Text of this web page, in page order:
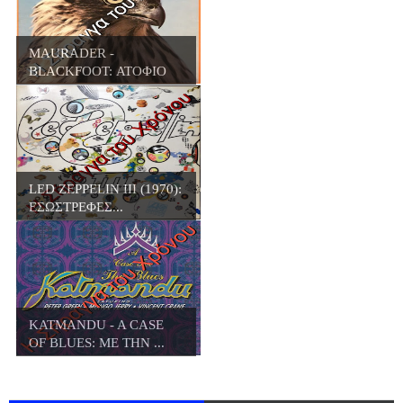
MAURADER -
BLACKFOOT: ΑΤΟΦΙΟ
ΚΑΘΑΡΟ...
LED ZEPPELIN III (1970):
ΕΣΩΣΤΡΕΦΕΣ...
KATMANDU - A CASE
OF BLUES: ΜΕ ΤΗΝ ...